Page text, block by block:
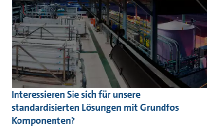
Interessieren Sie sich für unsere
standardisierten Lösungen mit Grundfos
Komponenten?